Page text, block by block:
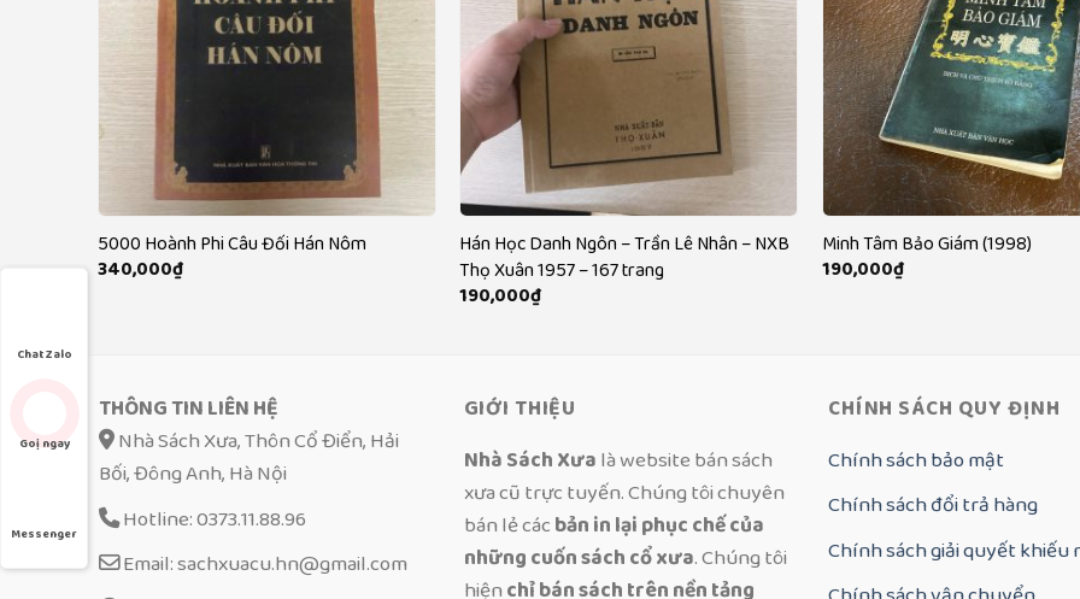
5000 Hoành Phi Câu Đối Hán Nôm
340,000₫
Hán Học Danh Ngôn – Trần Lê Nhân – NXB
Thọ Xuân 1957 – 167 trang
190,000₫
Minh Tâm Bảo Giám (1998)
190,000₫
THÔNG TIN LIÊN HỆ
Nhà Sách Xưa, Thôn Cổ Điển, Hải
Bối, Đông Anh, Hà Nội
Hotline: 0373.11.88.96
Email: sachxuacu.hn@gmail.com
GIỚI THIỆU
Nhà Sách Xưalà website bán sách
xưa cũ trực tuyến. Chúng tôi chuyên
bán lẻ cácbản in lại phục chế của
những cuốn sách cổ xưa. Chúng tôi
hiệnchỉ bán sách trên nền tảng
CHÍNH SÁCH QUY ĐỊNH
Chính sách bảo mật
Chính sách đổi trả hàng
Chính sách giải quyết khiếu
Chat Zalo
Goị ngay
Messenger